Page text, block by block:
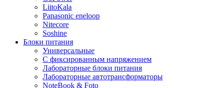
LiitoKala
Panasonic eneloop
Nitecore
Soshine
Блоки питания
Универсальные
C фиксированным напряжением
Лабораторные блоки питания
Лабораторные автотрансформаторы
NoteBook & Foto